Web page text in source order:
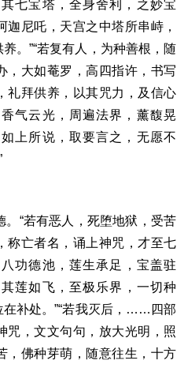
七宝塔，全身舍利，之妙宝
尼吒，天宫之中塔所串峙，
。”“若复有人，为种善根，随
，大如菴罗，高四指许，书写
礼拜供养，以其咒力，及信心
气云光，周遍法界，薰馥晃
上所说，取要言之，无愿不
“若有恶人，死堕地狱，受苦
称亡者名，诵上神咒，才至七
功德池，莲生承足，宝盖驻
其莲如飞，至极乐界，一切种
在补处。”“若我灭后，……四部
咒，文文句句，放大光明，照
，佛种芽萌，随意往生，十方